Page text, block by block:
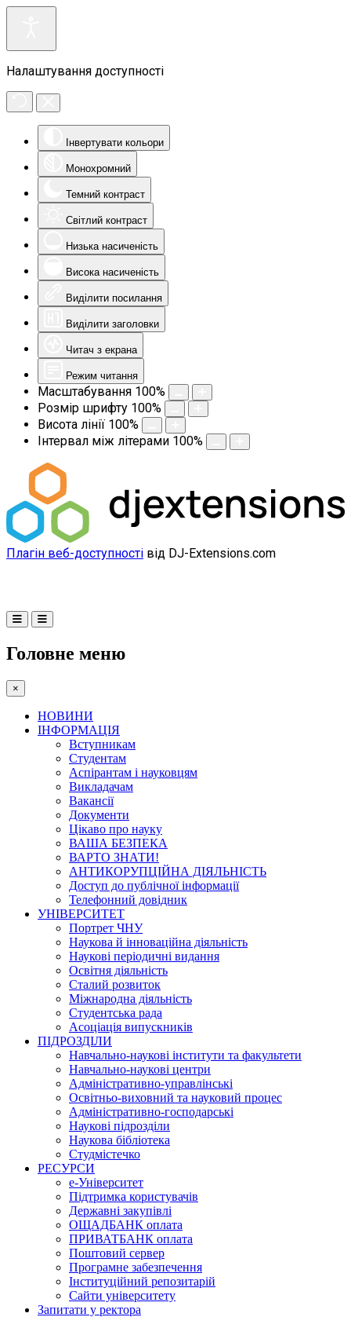
Налаштування доступності
Інвертувати кольори
Монохромний
Темний контраст
Світлий контраст
Низька насиченість
Висока насиченість
Виділити посилання
Виділити заголовки
Читач з екрана
Режим читання
Масштабування 100%
Розмір шрифту 100%
Висота лінії 100%
Інтервал між літерами 100%
Плагін веб-доступності від DJ-Extensions.com
Головне меню
×
НОВИНИ
ІНФОРМАЦІЯ
Вступникам
Студентам
Аспірантам і науковцям
Викладачам
Вакансії
Документи
Цікаво про науку
ВАША БЕЗПЕКА
ВАРТО ЗНАТИ!
АНТИКОРУПЦІЙНА ДІЯЛЬНІСТЬ
Доступ до публічної інформації
Телефонний довідник
УНІВЕРСИТЕТ
Портрет ЧНУ
Наукова й інноваційна діяльність
Наукові періодичні видання
Освітня діяльність
Сталий розвиток
Міжнародна діяльність
Студентська рада
Асоціація випускників
ПІДРОЗДІЛИ
Навчально-наукові інститути та факультети
Навчально-наукові центри
Адміністративно-управлінські
Освітньо-виховний та науковий процес
Адміністративно-господарські
Наукові підрозділи
Наукова бібліотека
Студмістечко
РЕСУРСИ
е-Університет
Підтримка користувачів
Державні закупівлі
ОЩАДБАНК оплата
ПРИВАТБАНК оплата
Поштовий сервер
Програмне забезпечення
Інституційний репозитарій
Сайти університету
Запитати у ректора